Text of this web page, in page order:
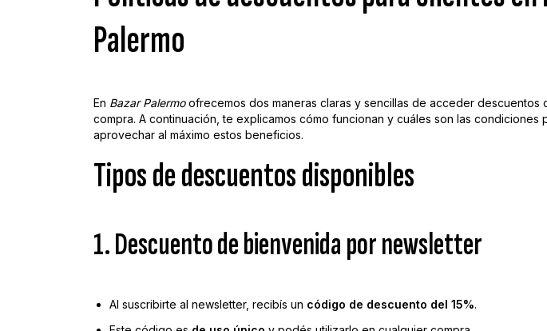
Palermo
En Bazar Palermoofrecemos dos maneras claras y sencillas de acceder descuentos
compra. A continuación, te explicamos cómo funcionan y cuáles son las condiciones
aprovechar al máximo estos beneficios.
Tipos de descuentos disponibles
1. Descuento de bienvenida por newsletter
Al suscribirte al newsletter, recibís un código de descuento del 15%.